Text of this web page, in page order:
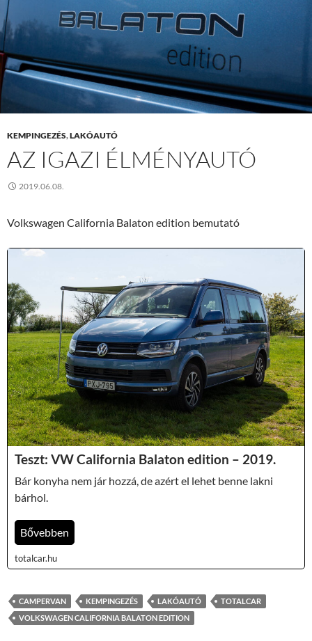
KEMPINGEZÉS,LAKÓAUTÓ
AZ IGAZI ÉLMÉNYAUTÓ
2019.06.08.
Volkswagen California Balaton edition bemutató
Teszt: VW California Balaton edition – 2019.
Bár konyha nem jár hozzá, de azért el lehet benne lakni
bárhol.
Bővebben
totalcar.hu
CAMPERVAN KEMPINGEZÉS LAKÓAUTÓ
TOTALCAR
VOLKSWAGEN CALIFORNIA BALATON EDITION